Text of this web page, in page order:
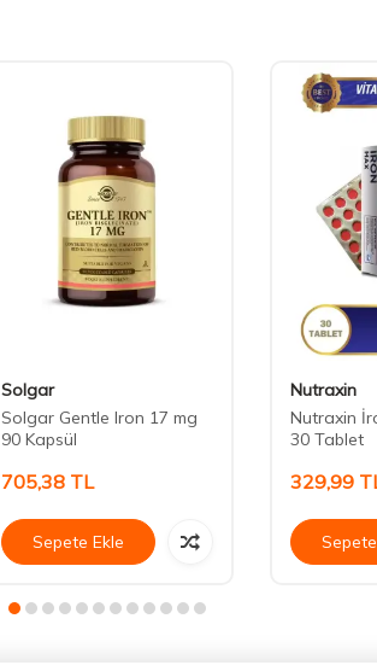
Solgar
Solgar Gentle Iron 17 mg
90 Kapsül
705,38 TL
Sepete Ekle
Nutraxin
Nutraxin
30 Tablet
329,99